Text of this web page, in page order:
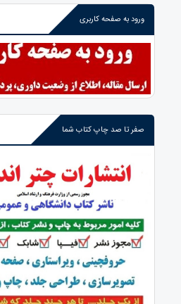
ورود به صفحه کاربری
صفر تا صد چاپ کتاب شما